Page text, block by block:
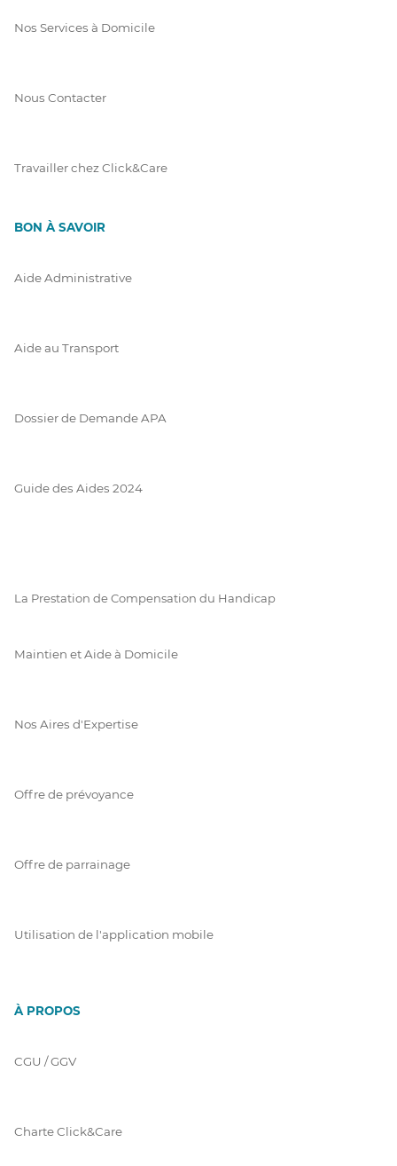
Nos Services à Domicile
Nous Contacter
Travailler chez Click&Care
BON À SAVOIR
Aide Administrative
Aide au Transport
Dossier de Demande APA
Guide des Aides 2024
La Prestation de Compensation du Handicap
Maintien et Aide à Domicile
Nos Aires d'Expertise
Offre de prévoyance
Offre de parrainage
Utilisation de l'application mobile
À PROPOS
CGU / GGV
Charte Click&Care